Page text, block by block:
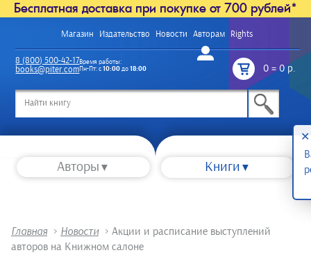
Бесплатная доставка при покупке от 700 рублей*
Магазин Издательство Новости Авторам Rights
Войти
0=0 р.
8 (800) 500-42-17
books@piter.com
Время работы:
Пн-Пт: с10:00до18:00
Авторы Книги
Главная > Новости > Акции и расписание выступлений
авторов на Книжном салоне
✕